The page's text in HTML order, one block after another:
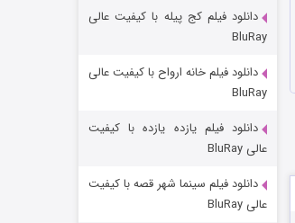
خاندان اژدها فصل ۳
دانلود فیلم کج‌ پیله با کیفیت عالی
BluRay
دانلود فیلم خانه ارواح با کیفیت عالی
BluRay
دانلود فیلم یازده یازده با کیفیت
عالی BluRay
دانلود فیلم سینما شهر قصه با کیفیت
عالی BluRay